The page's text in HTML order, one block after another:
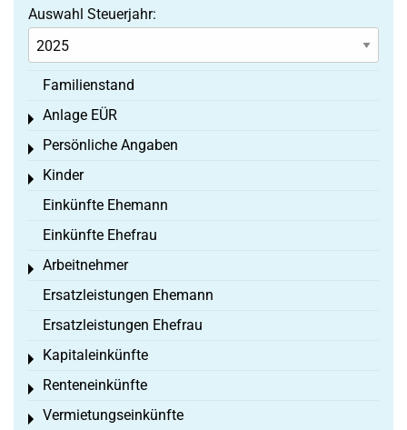
Auswahl Steuerjahr:
Familienstand
Anlage EÜR
Toggle menu
Persönliche Angaben
Toggle menu
Kinder
Toggle menu
Einkünfte Ehemann
Einkünfte Ehefrau
Arbeitnehmer
Toggle menu
Ersatzleistungen Ehemann
Ersatzleistungen Ehefrau
Kapitaleinkünfte
Toggle menu
Renteneinkünfte
Toggle menu
Vermietungseinkünfte
Toggle menu